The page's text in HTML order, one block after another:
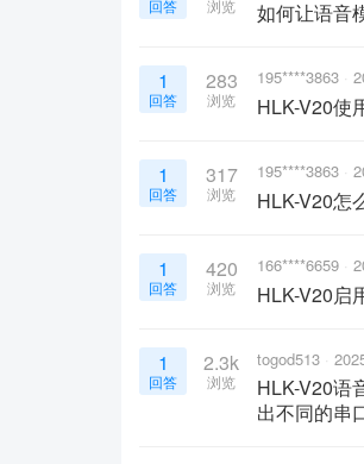
回答 浏览 如何让语音
1
回答
283
浏览
195****3863
HLK-V20使
1
回答
317
浏览
195****3863
HLK-V20怎
1
回答
420
浏览
166****6659
HLK-V20启
1
回答
2.3k
浏览
togod513
HLK-V20语
出不同的串